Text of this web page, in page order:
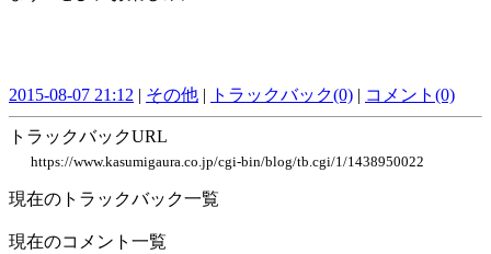
2015-08-07 21:12 | その他 | トラックバック(0) | コメント(0)
トラックバックURL
https://www.kasumigaura.co.jp/cgi-bin/blog/tb.cgi/1/1438950022
現在のトラックバック一覧
現在のコメント一覧